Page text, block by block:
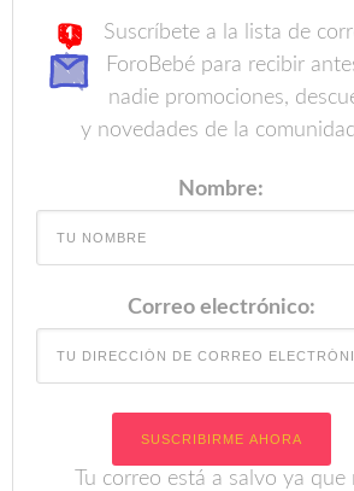
Suscríbete a la lista de
ForoBebé para recibir
nadie promociones,
y novedades de la
Nombre:
Correo electrónico:
Tu correo está a salvo ya que